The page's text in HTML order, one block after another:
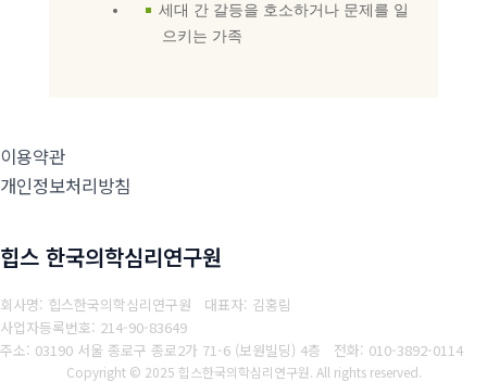
세대 간 갈등을 호소하거나 문제를 일
으키는 가족
이용약관
개인정보처리방침
힙스 한국의학심리연구원
회사명: 힙스한국의학심리연구원 대표자: 김홍림
사업자등록번호: 214-90-83649
주소: 03190 서울 종로구 종로2가 71-6 (보원빌딩) 4층 전화: 010-3892-0114
Copyright © 2025 힙스한국의학심리연구원. All rights reserved.